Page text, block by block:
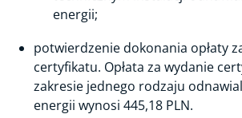
energii;
potwierdzenie dokonania opłaty
certyfikatu. Opłata za wydanie
zakresie jednego rodzaju
energii wynosi 445,18 PLN.